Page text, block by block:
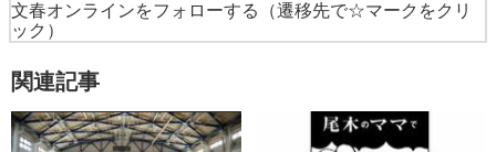
文春オンラインをフォローする
（遷移先で☆マークをクリ
ック）
関連記事